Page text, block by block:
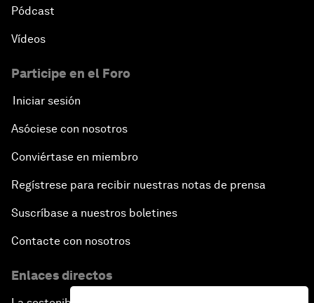
Pódcast
Vídeos
Participe en el Foro
Iniciar sesión
Asóciese con nosotros
Conviértase en miembro
Regístrese para recibir nuestras notas de prensa
Suscríbase a nuestros boletines
Contacte con nosotros
Enlaces directos